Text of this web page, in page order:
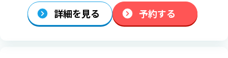
詳細を見る 予約する